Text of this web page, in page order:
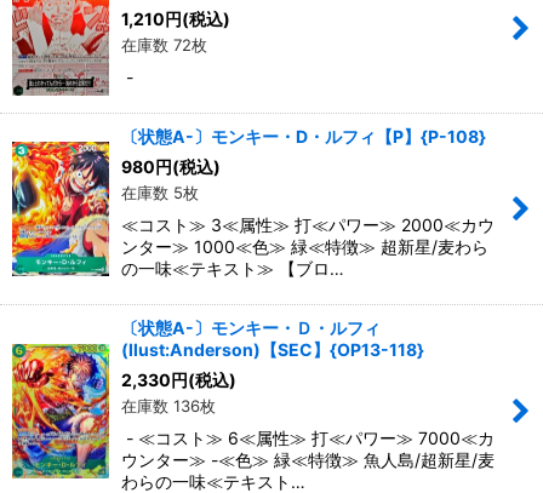
1,210円(税込)
在庫数 72枚
-
〔状態A-〕モンキー・D・ルフィ【P】{P-108}
980円(税込)
在庫数 5枚
≪コスト≫ 3≪属性≫ 打≪パワー≫ 2000≪カウ
ンター≫ 1000≪色≫ 緑≪特徴≫ 超新星/麦わら
の一味≪テキスト≫ 【ブロ…
〔状態A-〕モンキー・Ｄ・ルフィ
(llust:Anderson)【SEC】{OP13-118}
2,330円(税込)
在庫数 136枚
- ≪コスト≫ 6≪属性≫ 打≪パワー≫ 7000≪カ
ウンター≫ -≪色≫ 緑≪特徴≫ 魚人島/超新星/麦
わらの一味≪テキスト…